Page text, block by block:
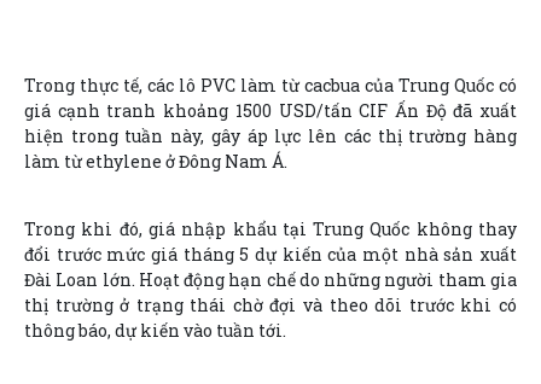
Trong thực tế, các lô PVC làm từ cacbua của Trung Quốc có
giá cạnh tranh khoảng 1500 USD/tấn CIF Ấn Độ đã xuất
hiện trong tuần này, gây áp lực lên các thị trường hàng
làm từ ethylene ở Đông Nam Á.
Trong khi đó, giá nhập khẩu tại Trung Quốc không thay
đổi trước mức giá tháng 5 dự kiến của một nhà sản xuất
Đài Loan lớn. Hoạt động hạn chế do những người tham gia
thị trường ở trạng thái chờ đợi và theo dõi trước khi có
thông báo, dự kiến vào tuần tới.